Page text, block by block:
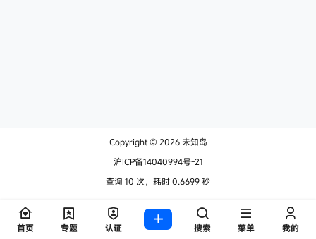
Copyright © 2026未知岛
沪ICP备14040994号-21
查询 10 次，耗时 0.6699 秒
首页 专题 认证 搜索 菜单 我的